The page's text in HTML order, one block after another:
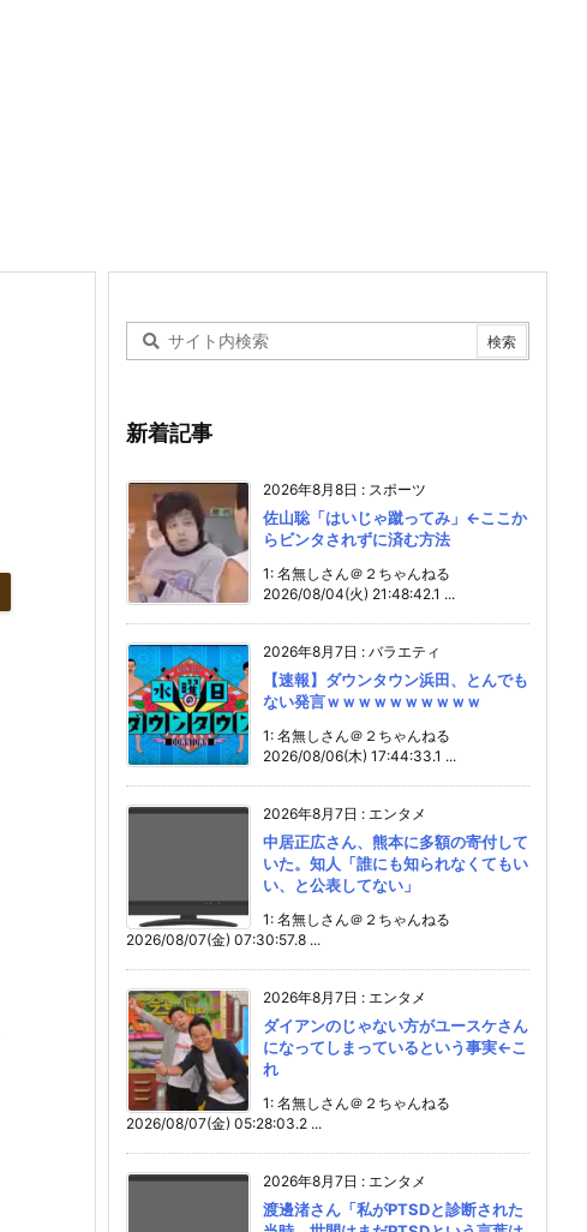
新着記事
2026年8月8日 : スポーツ
佐山聡「はいじゃ蹴ってみ」←ここか
らビンタされずに済む方法
1: 名無しさん＠２ちゃんねる
2026/08/04(火) 21:48:42.1 ...
2026年8月7日 : バラエティ
【速報】ダウンタウン浜田、とんでも
ない発言ｗｗｗｗｗｗｗｗｗｗ
1: 名無しさん＠２ちゃんねる
2026/08/06(木) 17:44:33.1 ...
2026年8月7日 : エンタメ
中居正広さん、熊本に多額の寄付して
いた。知人「誰にも知られなくてもい
い、と公表してない」
1: 名無しさん＠２ちゃんねる
2026/08/07(金) 07:30:57.8 ...
2026年8月7日 : エンタメ
ダイアンのじゃない方がユースケさん
になってしまっているという事実←こ
れ
1: 名無しさん＠２ちゃんねる
2026/08/07(金) 05:28:03.2 ...
2026年8月7日 : エンタメ
渡邊渚さん「私がPTSDと診断された